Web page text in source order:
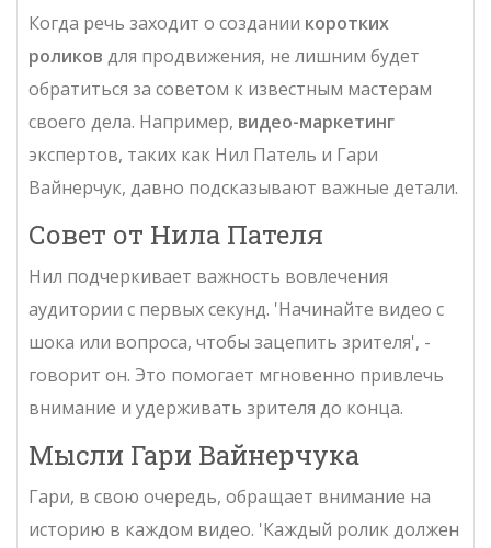
Когда речь заходит о создании коротких
роликов для продвижения, не лишним будет
обратиться за советом к известным мастерам
своего дела. Например, видео-маркетинг
экспертов, таких как Нил Патель и Гари
Вайнерчук, давно подсказывают важные детали.
Совет от Нила Пателя
Нил подчеркивает важность вовлечения
аудитории с первых секунд. 'Начинайте видео с
шока или вопроса, чтобы зацепить зрителя', -
говорит он. Это помогает мгновенно привлечь
внимание и удерживать зрителя до конца.
Мысли Гари Вайнерчука
Гари, в свою очередь, обращает внимание на
историю в каждом видео. 'Каждый ролик должен